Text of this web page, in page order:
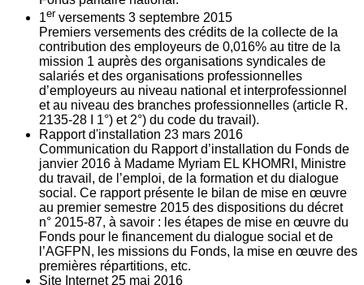
1er versements 3 septembre 2015
Premiers versements des crédits de la collecte de la
contribution des employeurs de 0,016% au titre de la
mission 1 auprès des organisations syndicales de
salariés et des organisations professionnelles
d’employeurs au niveau national et interprofessionnel
et au niveau des branches professionnelles (article R.
2135‐28 I 1°) et 2°) du code du travail).
Rapport d'installation 23 mars 2016
Communication du Rapport d’installation du Fonds de
janvier 2016 à Madame Myriam EL KHOMRI, Ministre
du travail, de l’emploi, de la formation et du dialogue
social. Ce rapport présente le bilan de mise en œuvre
au premier semestre 2015 des dispositions du décret
n° 2015-87, à savoir : les étapes de mise en œuvre du
Fonds pour le financement du dialogue social et de
l’AGFPN, les missions du Fonds, la mise en œuvre des
premières répartitions, etc.
Site Internet 25 mai 2016